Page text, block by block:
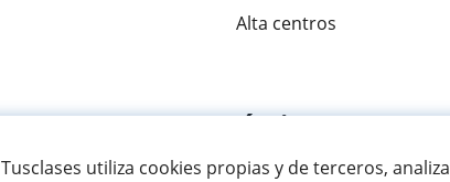
Tusclases utiliza cookies propias y de terceros,
Alta centros
Fantástica 9,5/10